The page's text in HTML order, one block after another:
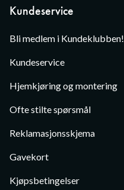
Kundeservice
Bli medlem i Kundeklubben!
Kundeservice
Hjemkjøring og montering
Ofte stilte spørsmål
Reklamasjonsskjema
Gavekort
Kjøpsbetingelser